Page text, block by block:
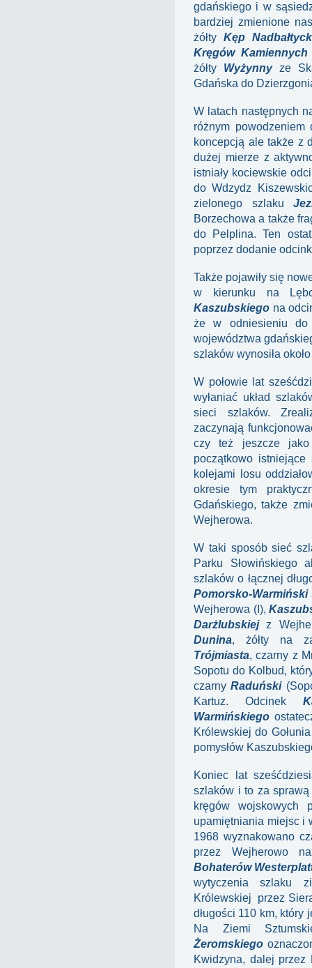
gdańskiego i w
bardziej zmienione
żółtyKęp
Kręgów Kamiennych
żółty Wyżynnyze
Gdańska do
W latach następnych
różnym
koncepcją ale także z
dużej mierze z
istniały kociewskie
do Wdzydz
zielonego szlaku
Borzechowa a także
do Pelplina. Ten
poprzez dodanie
Także pojawiły się
w kierunku na
Kaszubskiego na
że w odniesieniu do
województwa
szlaków wynosiła
W połowie lat
wyłaniać układ
sieci szlaków.
zaczynają
czy też jeszcze
początkowo
kolejami losu
okresie tym
Gdańskiego, także
Wejherowa.
W taki sposób sieć
Parku Słowińskiego
szlaków o łącznej
Pomorsko-Warmiński
Wejherowa (I),
Darżlubskiejz
Dunina, żółty na
Trójmiasta, czarny z
Sopotu do Kolbud,
czarnyRaduński
Kartuz. Odcinek
Warmińskiego
Królewskiej do
pomysłów
Koniec lat
szlaków i to za
kręgów wojskowych
upamiętniania miejsc i
1968 wyznakowano
przez Wejherowo
Bohaterów
wytyczenia szlaku
Królewskiej przez
długości 110 km,
Na Ziemi
Żeromskiego
Kwidzyna, dalej